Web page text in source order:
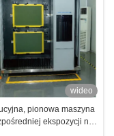
wideo
pionowa maszyna
ekspozycji na